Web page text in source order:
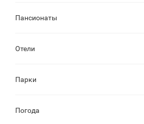
Пансионаты
Отели
Парки
Погода